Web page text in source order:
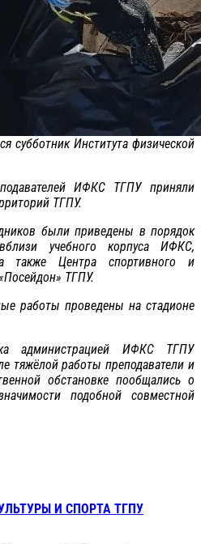
субботник Института физической
ИФКС ТГПУ приняли
ТГПУ.
были приведены в порядок
учебного корпуса ИФКС,
также Центра спортивного и
ТГПУ.
работы проведены на стадионе
администрацией ИФКС ТГПУ
тяжёлой работы преподаватели и
обстановке пообщались о
подобной совместной
И СПОРТА ТГПУ